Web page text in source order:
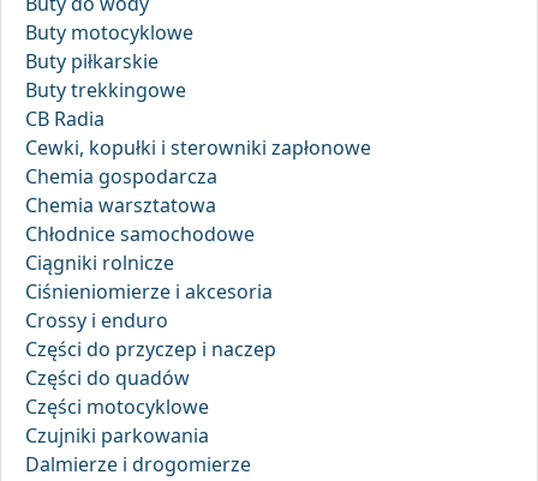
Buty motocyklowe
Buty piłkarskie
Buty trekkingowe
CB Radia
Cewki, kopułki i sterowniki zapłonowe
Chemia gospodarcza
Chemia warsztatowa
Chłodnice samochodowe
Ciągniki rolnicze
Ciśnieniomierze i akcesoria
Crossy i enduro
Części do przyczep i naczep
Części do quadów
Części motocyklowe
Czujniki parkowania
Dalmierze i drogomierze